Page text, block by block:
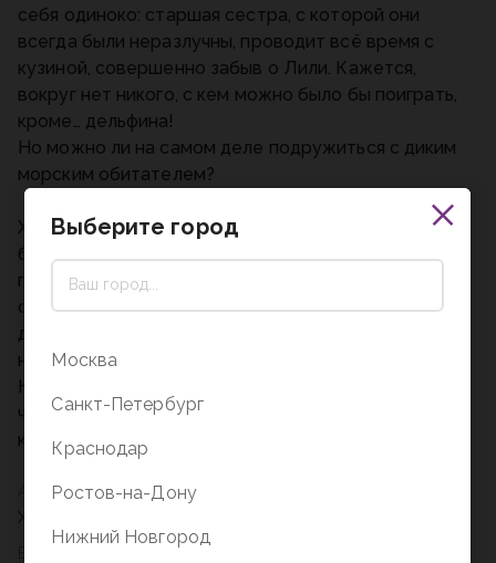
Автор
Холли Вебб
себя одиноко: старшая сестра, с которой они
всегда были неразлучны, проводит всё время с
кузиной, совершенно забыв о Лили. Кажется,
вокруг нет никого, с кем можно было бы поиграть,
кроме… дельфина!
Но можно ли на самом деле подружиться с диким
морским обитателем?
Холли Вебб — очень популярная в России
британская писательница. Ее книги для детей и
подростков продаются миллионными тиражами, а
серия «Добрые истории о зверятах» и цикл
детективов для детей про Мейзи Хитчинс
неизменно входят в списки бестселлеров.
Книга издана на белой бумаге, внутри прекрасные
ч/б иллюстрации и крупный шрифт. Подходит тем,
кто читать уже умеет, и тем, кто только учится.
Выберите город
Москва
Санкт-Петербург
Краснодар
Ростов-на-Дону
Нижний Новгород